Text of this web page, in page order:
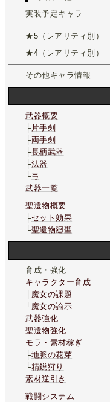
実装予定キャラ
★5（レアリティ別）
★4（レアリティ別）
その他キャラ情報
武器概要
├片手剣
├両手剣
├長柄武器
├法器
└弓
武器一覧
聖遺物概要
├セット効果
└聖遺物廻聖
育成・強化
キャラクター育成
├魔女の課題
└魔女の諭示
武器強化
聖遺物強化
モラ・素材稼ぎ
├地脈の花芽
└精鋭狩り
素材逆引き
戦闘システム